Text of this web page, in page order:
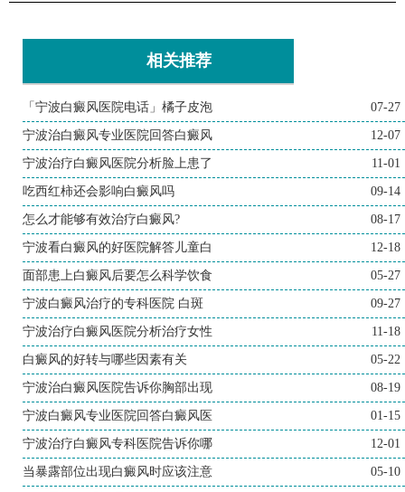
相关推荐
「宁波白癜风医院电话」橘子皮泡 07-27
宁波治白癜风专业医院回答白癜风 12-07
宁波治疗白癜风医院分析脸上患了 11-01
吃西红柿还会影响白癜风吗 09-14
怎么才能够有效治疗白癜风? 08-17
宁波看白癜风的好医院解答儿童白 12-18
面部患上白癜风后要怎么科学饮食 05-27
宁波白癜风治疗的专科医院 白斑 09-27
宁波治疗白癜风医院分析治疗女性 11-18
白癜风的好转与哪些因素有关 05-22
宁波治白癜风医院告诉你胸部出现 08-19
宁波白癜风专业医院回答白癜风医 01-15
宁波治疗白癜风专科医院告诉你哪 12-01
当暴露部位出现白癜风时应该注意 05-10